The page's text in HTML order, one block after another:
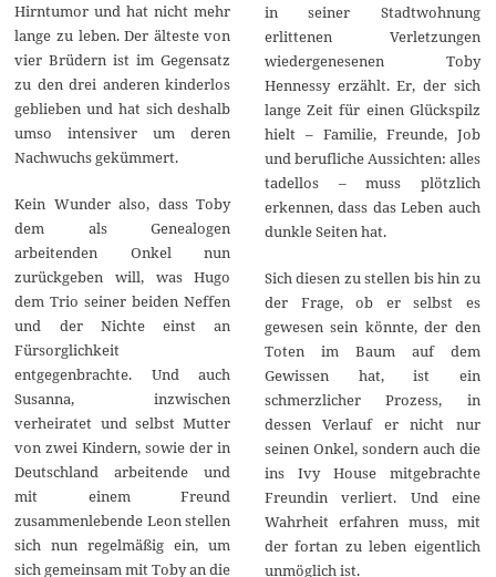
Hirntumor und hat nicht mehr
lange zu leben. Der älteste von
vier Brüdern ist im Gegensatz
zu den drei anderen kinderlos
geblieben und hat sich deshalb
umso intensiver um deren
Nachwuchs gekümmert.
Kein Wunder also, dass Toby
dem als Genealogen
arbeitenden Onkel nun
zurückgeben will, was Hugo
dem Trio seiner beiden Neffen
und der Nichte einst an
Fürsorglichkeit
entgegenbrachte. Und auch
Susanna, inzwischen
verheiratet und selbst Mutter
von zwei Kindern, sowie der in
Deutschland arbeitende und
mit einem Freund
zusammenlebende Leon stellen
sich nun regelmäßig ein, um
sich gemeinsam mit Toby an die
in seiner Stadtwohnung
erlittenen Verletzungen
wiedergenesenen Toby
Hennessy erzählt. Er, der sich
lange Zeit für einen Glückspilz
hielt – Familie, Freunde, Job
und berufliche Aussichten: alles
tadellos – muss plötzlich
erkennen, dass das Leben auch
dunkle Seiten hat.
Sich diesen zu stellen bis hin zu
der Frage, ob er selbst es
gewesen sein könnte, der den
Toten im Baum auf dem
Gewissen hat, ist ein
schmerzlicher Prozess, in
dessen Verlauf er nicht nur
seinen Onkel, sondern auch die
ins Ivy House mitgebrachte
Freundin verliert. Und eine
Wahrheit erfahren muss, mit
der fortan zu leben eigentlich
unmöglich ist.